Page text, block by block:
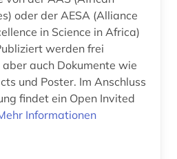
bibliothekswesen: medizin (1)
oder der AESA (Alliance
in Science in Africa)
werden frei
auch Dokumente wie
und Poster. Im Anschluss
findet ein Open Invited
Informationen